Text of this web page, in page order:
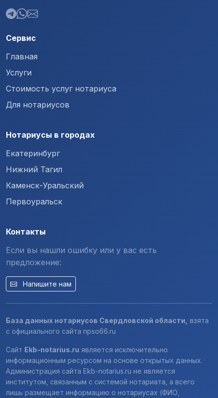
Сервис
Главная
Услуги
Стоимость услуг нотариуса
Для нотариусов
Нотариусы в городах
Екатеринбург
Нижний Тагил
Каменск-Уральский
Первоуральск
Контакты
Если вы нашли ошибку или у вас есть
предложение:
Напишите нам
База данных нотариусов Свердловской области, взята
с официального сайта npso66.ru
Сайт Ekb-notarius.ru является исключительно
информационным ресурсом на основе открытых данных.
Администрация сайта Ekb-notarius.ru не является
институтом, связанным с системой нотариата, а всего
лишь размещает информацию о нотариусах (ФИО,